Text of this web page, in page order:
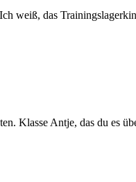
weiß, das
Klasse Antje, das du es